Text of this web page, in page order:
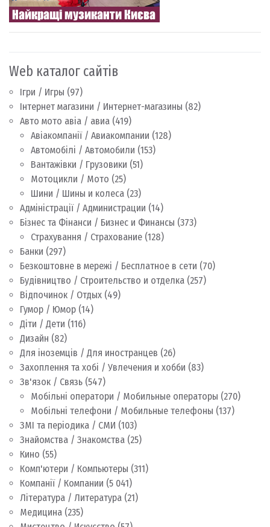
Web каталог сайтів
Ігри / Игры (97)
Інтернет магазини / Интернет-магазины (82)
Авто мото авіа / авиа (419)
Авіакомпанії / Авиакомпании (128)
Автомобілі / Автомобили (153)
Вантажівки / Грузовики (51)
Мотоцикли / Мото (25)
Шини / Шины и колеса (23)
Адміністрації / Администрации (14)
Бізнес та Фінанси / Бизнес и Финансы (373)
Страхування / Страхование (128)
Банки (297)
Безкоштовне в мережі / Бесплатное в сети (70)
Будівництво / Строительство и отделка (257)
Відпочинок / Отдых (49)
Гумор / Юмор (14)
Діти / Дети (116)
Дизайн (82)
Для іноземців / Для иностранцев (26)
Захоплення та хобі / Увлечения и хобби (83)
Зв'язок / Связь (547)
Мобільні оператори / Мобильные операторы (270)
Мобільні телефони / Мобильные телефоны (137)
ЗМІ та періодика / СМИ (103)
Знайомства / Знакомства (25)
Кино (55)
Комп'ютери / Компьютеры (311)
Компанії / Компании (5 041)
Література / Литература (21)
Медицина (235)